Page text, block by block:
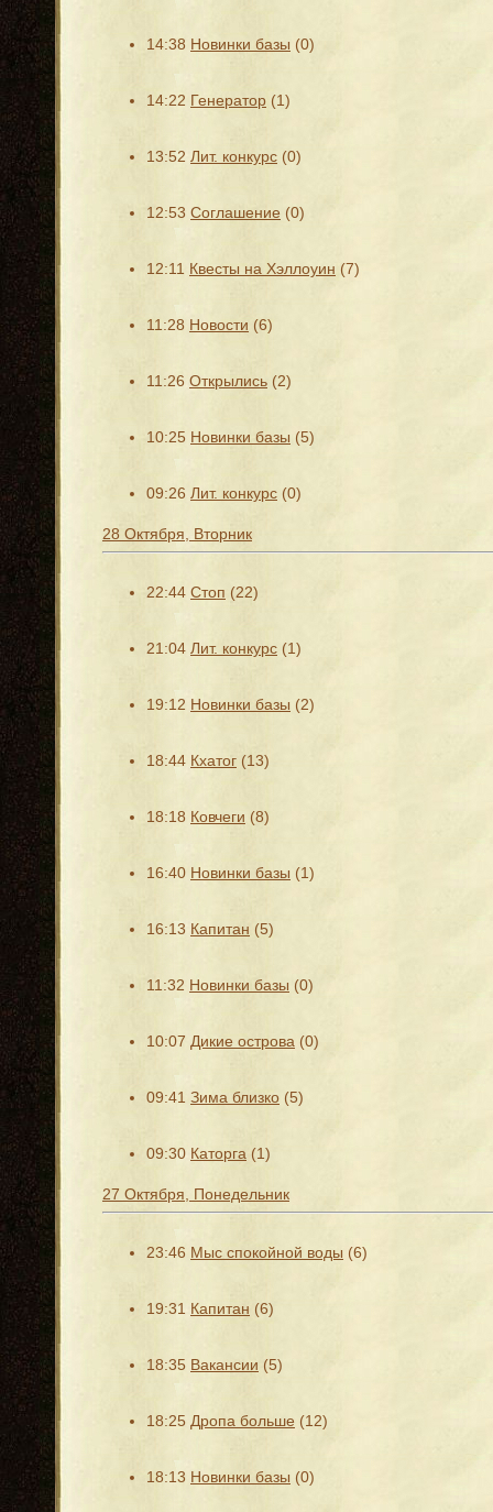
14:38 Новинки базы (0)
14:22 Генератор (1)
13:52 Лит. конкурс (0)
12:53 Соглашение (0)
12:11 Квесты на Хэллоуин (7)
11:28 Новости (6)
11:26 Открылись (2)
10:25 Новинки базы (5)
09:26 Лит. конкурс (0)
28 Октября, Вторник
22:44 Стоп (22)
21:04 Лит. конкурс (1)
19:12 Новинки базы (2)
18:44 Кхатог (13)
18:18 Ковчеги (8)
16:40 Новинки базы (1)
16:13 Капитан (5)
11:32 Новинки базы (0)
10:07 Дикие острова (0)
09:41 Зима близко (5)
09:30 Каторга (1)
27 Октября, Понедельник
23:46 Мыс спокойной воды (6)
19:31 Капитан (6)
18:35 Вакансии (5)
18:25 Дропа больше (12)
18:13 Новинки базы (0)